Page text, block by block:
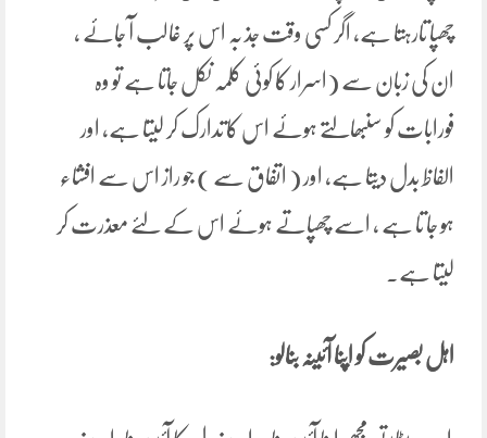
چھپا تارہتا ہے، اگر کسی وقت جذ بہ اس پر غالب آ جائے ،
ان کی زبان سے (اسرار کا کوئی کلمہ نکل جاتا ہے تو وہ
فورابات کو سنبھالتے ہوئے اس کا تدارک کر لیتا ہے، اور
الفاظ بدل دیتا ہے، اور ( اتفاق سے ) جو راز اس سے افشاء
ہو جا تا ہے ، اسے چھپاتے ہوئے اس کے لئے معذرت کر
لیتا ہے۔
اہل بصیرت کو اپنا آئینہ بنالو: